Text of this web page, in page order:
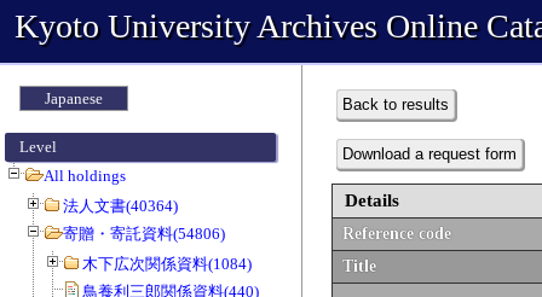
Kyoto University Archives Online
Japanese
Level
All holdings
法人文書(40364)
寄贈・寄託資料(54806)
木下広次関係資料(1084)
鳥養利三郎関係資料(440)
Back to results
Download a request form
Details
Reference code
Title